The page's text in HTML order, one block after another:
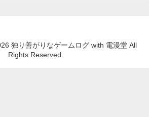
独り善がりなゲームログ with 電漫堂 All
Rights Reserved.